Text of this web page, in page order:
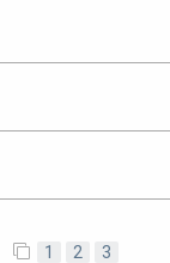
1 2 3